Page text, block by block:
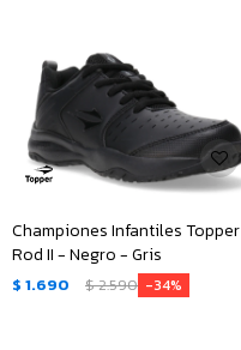
Championes Infantiles Topper
Rod II - Negro - Gris
$ 1.690 $2.590 34